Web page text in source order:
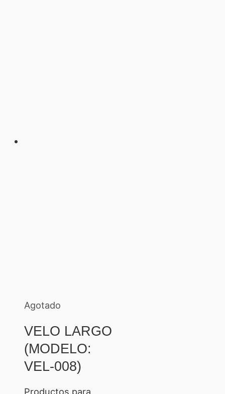
Agotado
VELO LARGO
(MODELO:
VEL-008)
Productos para